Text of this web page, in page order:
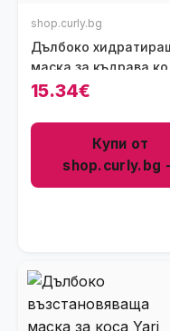
shop.curly.bg
Дълбоко
маска за къдрава
Moistful Curl Hydration
15.34€
Купи от
shop.curly.bg